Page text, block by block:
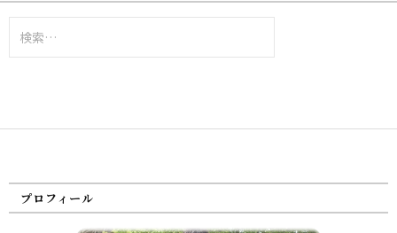
索:
プロフィール